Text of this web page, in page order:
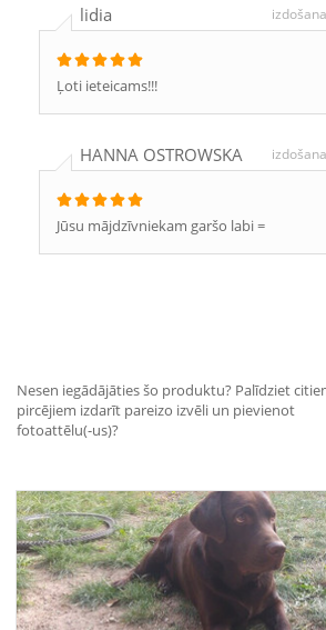
lidia
Ļoti ieteicams!!!
HANNA OSTROWSKA
Jūsu mājdzīvniekam garšo labi =
Nesen iegādājāties šo produktu? Palīdziet
pircējiem izdarīt pareizo izvēli un pievienot
fotoattēlu(-us)?